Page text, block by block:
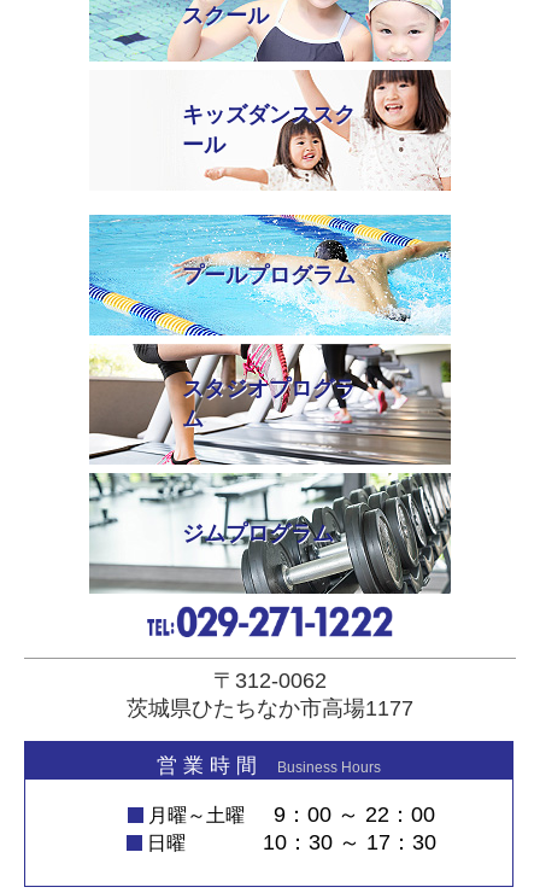
スクール
キッズダンススク
ール
プールプログラム
スタジオプログラ
ム
ジムプログラム
〒312-0062
茨城県ひたちなか市高場1177
営 業 時 間 Business Hours
月曜～土曜 9：00 ～ 22：00
日曜 10：30 ～ 17：30